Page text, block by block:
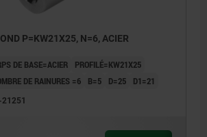
P=KW21X25, N=6, ACIER
DE BASE=ACIER
PROFILÉ=KW21X25
DE RAINURES =6 B=5 D=25 D1=21